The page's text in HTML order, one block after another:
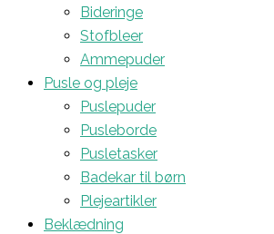
Bideringe
Stofbleer
Ammepuder
Pusle og pleje
Puslepuder
Pusleborde
Pusletasker
Badekar til børn
Plejeartikler
Beklædning